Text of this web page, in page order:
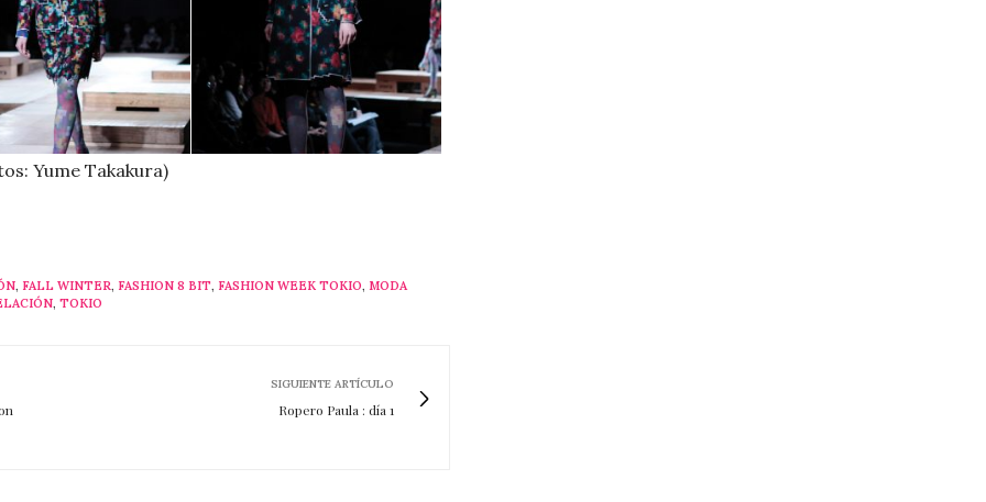
Yume Takakura)
, FALL WINTER, FASHION 8 BIT, FASHION WEEK TOKIO, MODA
, TOKIO
SIGUIENTE ARTÍCULO
Ropero Paula : día 1